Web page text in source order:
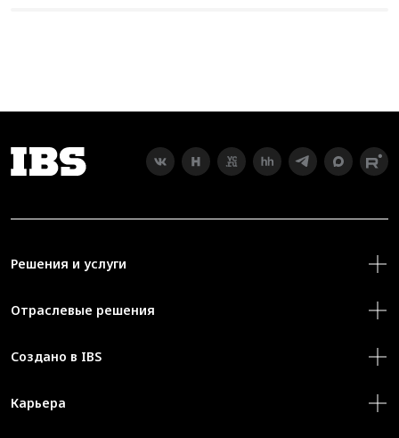
Решения и услуги
Отраслевые решения
Создано в IBS
Карьера